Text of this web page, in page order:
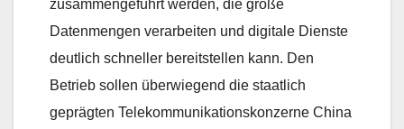
zusammengeführt werden, die große
Datenmengen verarbeiten und digitale Dienste
deutlich schneller bereitstellen kann. Den
Betrieb sollen überwiegend die staatlich
geprägten Telekommunikationskonzerne China